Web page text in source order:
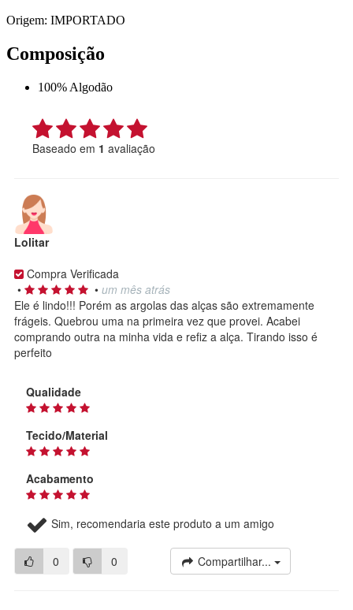
Origem: IMPORTADO
Composição
100% Algodão
Baseado em 1 avaliação
Lolitar
Compra Verificada
•
• um mês atrás
Ele é lindo!!! Porém as argolas das alças são extremamente
frágeis. Quebrou uma na primeira vez que provei. Acabei
comprando outra na minha vida e refiz a alça. Tirando isso é
perfeito
Qualidade
Tecido/Material
Acabamento
Sim, recomendaria este produto a um amigo
0 0 Compartilhar...